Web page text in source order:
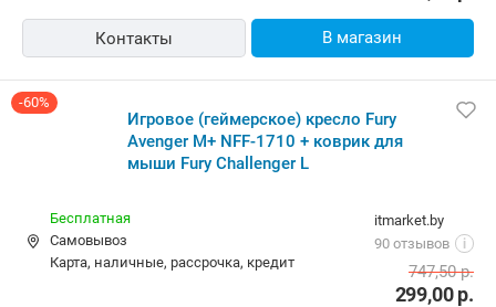
Контакты В магазин
-60%
Игровое (геймерское) кресло Fury
Avenger M+ NFF-1710 + коврик для
мыши Fury Challenger L
itmarket.by
90 отзывов
i
Бесплатная
Самовывоз
карта, наличные, рассрочка, кредит
299,00р.
747,50р.